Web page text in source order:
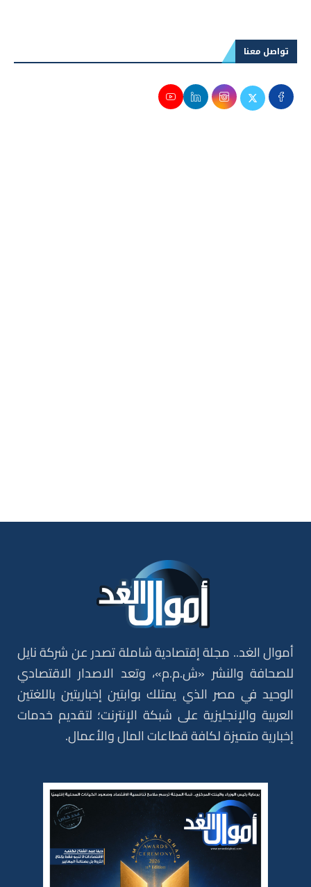
تواصل معنا
أموال الغد.. مجلة إقتصادية شاملة تصدر عن شركة نايل
للصحافة والنشر «ش.م.م»، وتعد الاصدار الاقتصادي
الوحيد في مصر الذي يمتلك بوابتين إخباريتين باللغتين
العربية والإنجليزية على شبكة الإنترنت؛ لتقديم خدمات
إخبارية متميزة لكافة قطاعات المال والأعمال.